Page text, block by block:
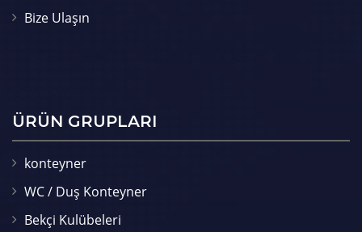
Bize Ulaşın
ÜRÜN GRUPLARI
konteyner
WC / Duş Konteyner
Bekçi Kulübeleri